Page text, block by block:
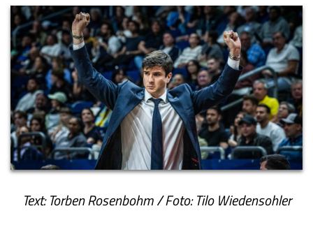
Text: Torben Rosenbohm / Foto: Tilo Wiedensohler